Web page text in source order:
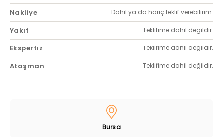
Nakliye Dahil ya da hariç teklif verebilirim.
Yakıt Teklifime dahil değildir.
Ekspertiz Teklifime dahil değildir.
Ataşman Teklifime dahil değildir.
Bursa